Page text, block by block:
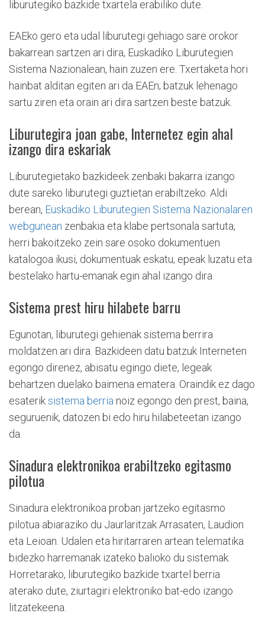
liburutegiko bazkide txartela erabiliko dute.
EAEko gero eta udal liburutegi gehiago sare orokor
bakarrean sartzen ari dira, Euskadiko Liburutegien
Sistema Nazionalean, hain zuzen ere. Txertaketa hori
hainbat alditan egiten ari da EAEn; batzuk lehenago
sartu ziren eta orain ari dira sartzen beste batzuk.
Liburutegira joan gabe, Internetez egin ahal
izango dira eskariak
Liburutegietako bazkideek zenbaki bakarra izango
dute sareko liburutegi guztietan erabiltzeko. Aldi
berean, Euskadiko Liburutegien Sistema Nazionalaren
webgunean zenbakia eta klabe pertsonala sartuta,
herri bakoitzeko zein sare osoko dokumentuen
katalogoa ikusi, dokumentuak eskatu, epeak luzatu eta
bestelako hartu-emanak egin ahal izango dira.
Sistema prest hiru hilabete barru
Egunotan, liburutegi gehienak sistema berrira
moldatzen ari dira. Bazkideen datu batzuk Interneten
egongo direnez, abisatu egingo diete, legeak
behartzen duelako baimena ematera. Oraindik ez dago
esateriksistema berria noiz egongo den prest, baina,
seguruenik, datozen bi edo hiru hilabeteetan izango
da.
Sinadura elektronikoa erabiltzeko egitasmo
pilotua
Sinadura elektronikoa proban jartzeko egitasmo
pilotua abiaraziko du Jaurlaritzak Arrasaten, Laudion
eta Leioan. Udalen eta hiritarraren artean telematika
bidezko harremanak izateko balioko du sistemak.
Horretarako, liburutegiko bazkide txartel berria
aterako dute, ziurtagiri elektroniko bat-edo izango
litzatekeena.